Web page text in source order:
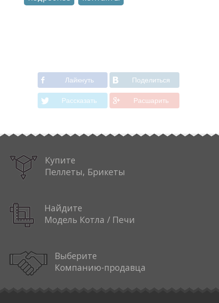
Лайкнуть Поделиться
Рассказать Расшарить
Купите
Пеллеты, Брикеты
Найдите
Модель Котла / Печи
Выберите
Компанию-продавца